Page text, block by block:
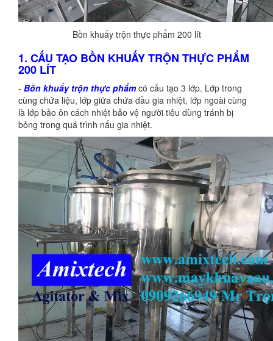
Bồn khuấy trộn thực phẩm 200 lít
1. CẤU TẠO BỒN KHUẤY TRỘN THỰC PHẨM
200 LÍT
- Bồn khuấy trộn thực phẩmcó cấu tạo 3 lớp. Lớp trong
cùng chứa liệu, lớp giữa chứa dầu gia nhiệt, lớp ngoài cùng
là lớp bảo ôn cách nhiệt bảo vệ người tiêu dùng tránh bị
bỏng trong quá trình nấu gia nhiệt.